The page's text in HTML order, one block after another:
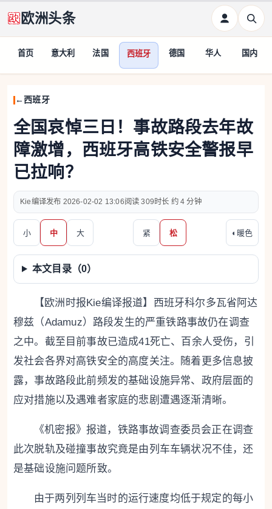
欧洲头条
首页 意大利 法国 西班牙 德国 华人 国内
西班牙
全国哀悼三日！事故路段去年故
障激增，西班牙高铁安全警报早
已拉响？
Kie编译 2026-02-02 13:06 309 约 4 分钟
小 中 大 紧 松 ◐ 暖色
本文目录（0）
【欧洲时报Kie编译报道】西班牙科尔多瓦省阿达
穆兹（Adamuz）路段发生的严重铁路事故仍在调查
之中。截至目前事故已造成41死亡、百余人受伤，引
发社会各界对高铁安全的高度关注。随着更多信息披
露，事故路段此前频发的基础设施异常、政府层面的
应对措施以及遇难者家庭的悲剧遭遇逐渐清晰。
《机密报》报道，铁路事故调查委员会正在调查
此次脱轨及碰撞事故究竟是由列车车辆状况不佳，还
是基础设施问题所致。
由于两列列车当时的运行速度均低于规定的每小